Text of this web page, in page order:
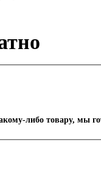
либо товару, мы